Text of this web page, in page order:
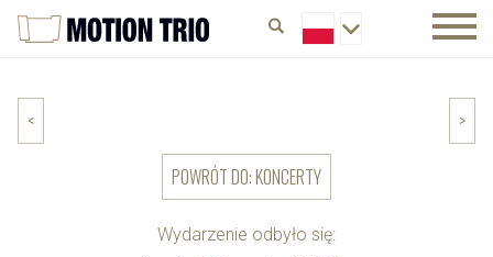
Wydarzenie odbyło się:
< >
POWRÓT DO: KONCERTY